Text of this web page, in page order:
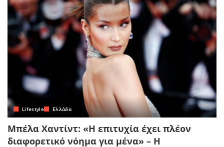
Lifestyle Ελλάδα
Μπέλα Χαντίντ: «Η επιτυχία έχει πλέον
διαφορετικό νόημα για μένα» – Η